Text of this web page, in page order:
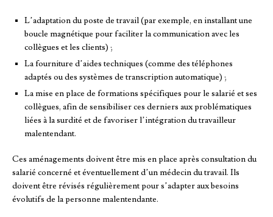
L’adaptation du poste de travail (par exemple, en installant une
boucle magnétique pour faciliter la communication avec les
collègues et les clients) ;
La fourniture d’aides techniques (comme des téléphones
adaptés ou des systèmes de transcription automatique) ;
La mise en place de formations spécifiques pour le salarié et ses
collègues, afin de sensibiliser ces derniers aux problématiques
liées à la surdité et de favoriser l’intégration du travailleur
malentendant.
Ces aménagements doivent être mis en place après consultation du
salarié concerné et éventuellement d’un médecin du travail. Ils
doivent être révisés régulièrement pour s’adapter aux besoins
évolutifs de la personne malentendante.